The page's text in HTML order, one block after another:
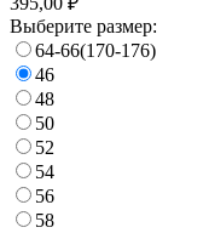
Выберите размер:
64-66(170-176)
46
48
50
52
54
56
58